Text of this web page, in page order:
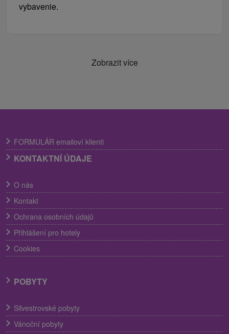
vybavenie.
Zobrazit více
FORMULÁR emailoví klienti
KONTAKTNÍ ÚDAJE
O nás
Kontakt
Ochrana osobních údajů
Přihlášení pro hotely
Cookies
POBYTY
Silvestrovské pobyty
Vánoční pobyty